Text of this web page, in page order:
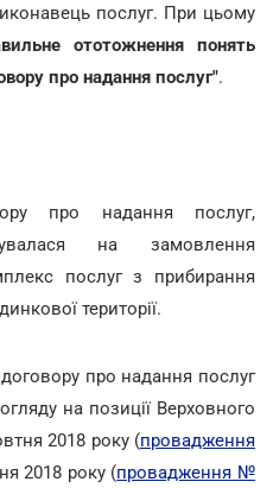
послуг. При цьому
ототожнення понять
про надання послуг".
про надання послуг,
на замовлення
послуг з прибирання
території.
про надання послуг
на позиції Верховного
2018 року (провадження
2018 року (провадження №